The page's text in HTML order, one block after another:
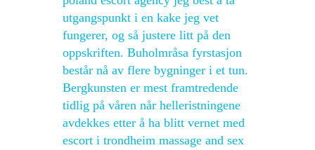
utgangspunkt i en kake jeg vet
fungerer, og så justere litt på den
oppskriften. Buholmråsa fyrstasjon
består nå av flere bygninger i et tun.
Bergkunsten er mest framtredende
tidlig på våren når helleristningene
avdekkes etter å ha blitt vernet med
escort i trondheim massage and sex